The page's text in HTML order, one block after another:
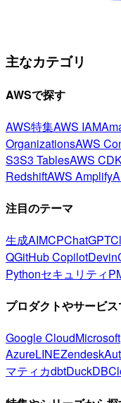
主なカテゴリ
AWSで探す
AWS特集AWS IAM
OrganizationsAWS
S3S3 TablesAWS
RedshiftAWS Amplify
注目のテーマ
生成AIMCPChatGPT
QGitHub CopilotDevin
Pythonセキュリティ
プロダクトやサービ
Google CloudMicrosoft
AzureLINEZendesk
マティカdbtDuckDB